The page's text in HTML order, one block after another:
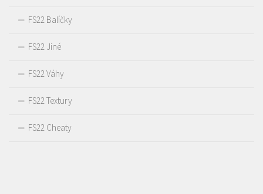
FS22 Balíčky
FS22 Jiné
FS22 Váhy
FS22 Textury
FS22 Cheaty